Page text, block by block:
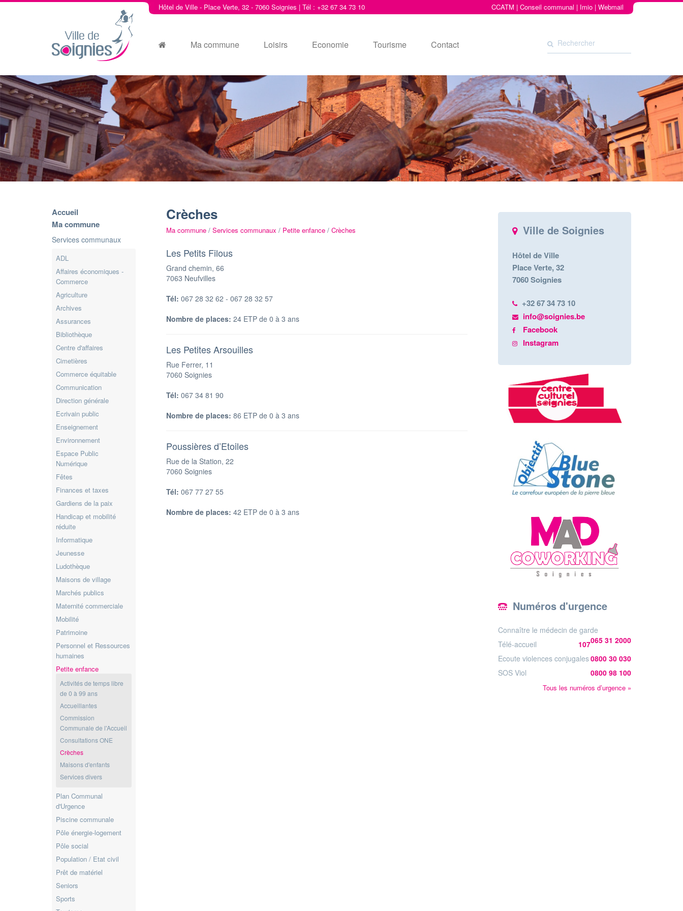
Hôtel de Ville - Place Verte, 32 - 7060 Soignies | Tél : +32 67 34 73 10 CCATM | Conseil communal | Imio | Webmail
Ma commune Loisirs Economie Tourisme Contact
Accueil
Ma commune
Services communaux
ADL
Affaires économiques -
Commerce
Agriculture
Archives
Assurances
Bibliothèque
Centre d'affaires
Cimetières
Commerce équitable
Communication
Direction générale
Ecrivain public
Enseignement
Environnement
Espace Public
Numérique
Fêtes
Finances et taxes
Gardiens de la paix
Handicap et mobilité
réduite
Informatique
Jeunesse
Ludothèque
Maisons de village
Marchés publics
Maternité commerciale
Mobilité
Patrimoine
Personnel et Ressources
humaines
Petite enfance
Activités de temps libre
de 0 à 99 ans
Accueillantes
Commission
Communale de l'Accueil
Consultations ONE
Crèches
Maisons d'enfants
Services divers
Plan Communal
d'Urgence
Piscine communale
Pôle énergie-logement
Pôle social
Population / Etat civil
Prêt de matériel
Seniors
Sports
Crèches
Ma commune / Services communaux / Petite enfance / Crèches
Les Petits Filous
Grand chemin, 66
7063 Neufvilles
Tél: 067 28 32 62 - 067 28 32 57
Nombre de places: 24 ETP de 0 à 3 ans
Les Petites Arsouilles
Rue Ferrer, 11
7060 Soignies
Tél: 067 34 81 90
Nombre de places: 86 ETP de 0 à 3 ans
Poussières d’Etoiles
Rue de la Station, 22
7060 Soignies
Tél: 067 77 27 55
Nombre de places: 42 ETP de 0 à 3 ans
Ville de Soignies
Hôtel de Ville
Place Verte, 32
7060 Soignies
+32 67 34 73 10
info@soignies.be
Facebook
Instagram
Numéros d'urgence
Connaître le médecin de garde
065 31 2000
Télé-accueil
107
Ecoute violences conjugales0800 30 030
SOS Viol
0800 98 100
Tous les numéros d’urgence »